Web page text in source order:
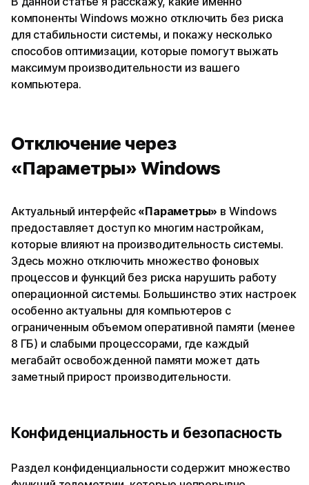
компоненты Windows можно отключить без риска
для стабильности системы, и покажу несколько
способов оптимизации, которые помогут выжать
максимум производительности из вашего
компьютера.
Отключение через
«Параметры» Windows
Актуальный интерфейс «Параметры» в Windows
предоставляет доступ ко многим настройкам,
которые влияют на производительность системы.
Здесь можно отключить множество фоновых
процессов и функций без риска нарушить работу
операционной системы. Большинство этих настроек
особенно актуальны для компьютеров с
ограниченным объемом оперативной памяти (менее
8 ГБ) и слабыми процессорами, где каждый
мегабайт освобожденной памяти может дать
заметный прирост производительности.
Конфиденциальность и безопасность
Раздел конфиденциальности содержит множество